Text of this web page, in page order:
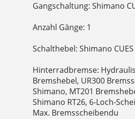
Gangschaltung: Shimano
Anzahl Gänge: 1
Schalthebel: Shimano
Hinterradbremse:
Bremshebel, UR300
Shimano, MT201
Shimano RT26, 6-Loch-
Max. Bremsscheibendu